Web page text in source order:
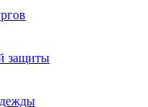
защиты